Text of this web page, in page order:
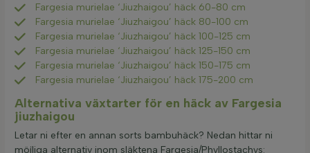
Fargesia murielae ‘Jiuzhaigou’ häck 60-80 cm
Fargesia murielae ‘Jiuzhaigou’ häck 80-100 cm
Fargesia murielae ‘Jiuzhaigou’ häck 100-125 cm
Fargesia murielae ‘Jiuzhaigou’ häck 125-150 cm
Fargesia murielae ‘Jiuzhaigou’ häck 150-175 cm
Fargesia murielae ‘Jiuzhaigou’ häck 175-200 cm
Alternativa växtarter för en häck av Fargesia
jiuzhaigou
Letar ni efter en annan sorts bambuhäck? Nedan hittar ni
möjliga alternativ inom släktena Fargesia/Phyllostachys: